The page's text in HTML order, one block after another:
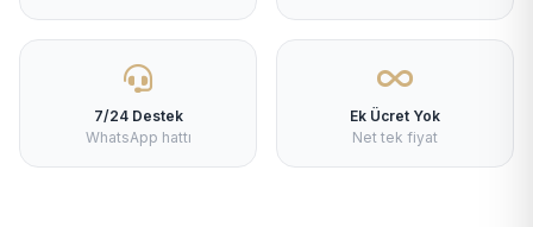
7/24 Destek
WhatsApp hattı
Ek Ücret Yok
Net tek fiyat